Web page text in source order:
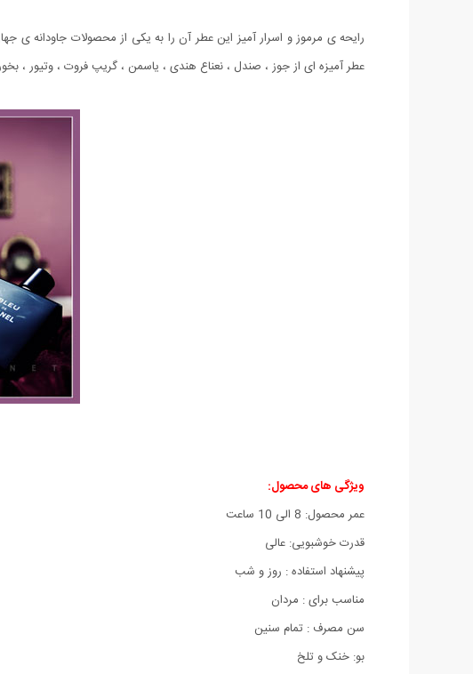
رایحه ی مرموز و اسرار آمیز این عطر آن را به یکی از محصولات جاودانه
عطر آمیزه ای از جوز ، صندل ، نعناع هندی ، یاسمن ، گریپ فروت ، وتیور ،
ویژگی های محصول:
عمر محصول: 8 الی 10 ساعت
قدرت خوشبویی: عالی
پیشنهاد استفاده : روز و شب
مناسب برای : مردان
سن مصرف : تمام سنین
بو: خنک و تلخ